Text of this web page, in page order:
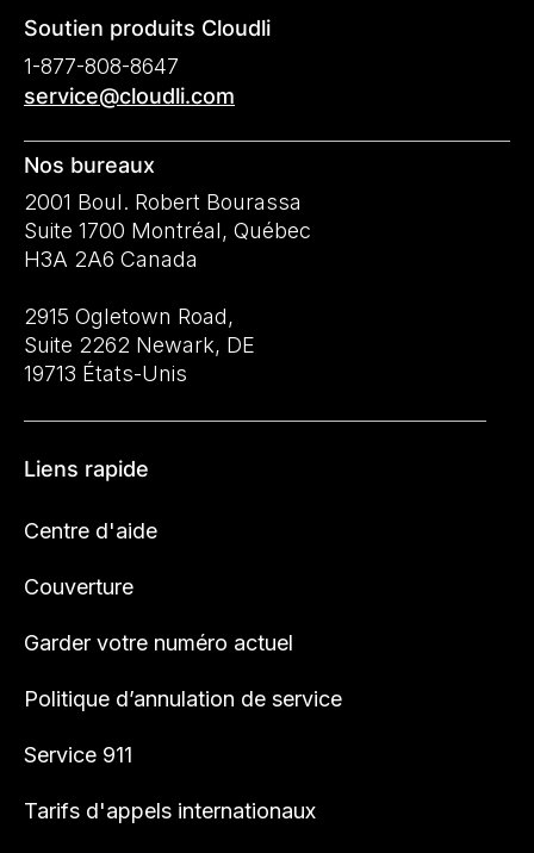
Soutien produits Cloudli
1-877-808-8647
service@cloudli.com
Nos bureaux
2001 Boul. Robert Bourassa
Suite 1700 Montréal, Québec
H3A 2A6 Canada
2915 Ogletown Road,
Suite 2262 Newark, DE
19713 États-Unis
Liens rapide
Centre d'aide
Couverture
Garder votre numéro actuel
Politique d’annulation de service
Service 911
Tarifs d'appels internationaux